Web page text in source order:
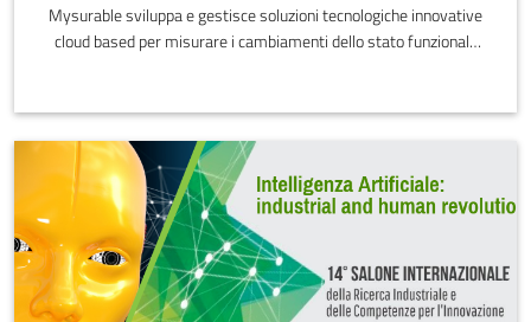
Mysurable sviluppa e gestisce soluzioni tecnologiche innovative
cloud based per misurare i cambiamenti dello stato funzionale